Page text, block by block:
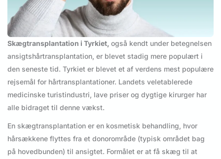
Skægtransplantation i Tyrkiet, også kendt under betegnelsen
ansigtshårtransplantation, er blevet stadig mere populært i
den seneste tid. Tyrkiet er blevet et af verdens mest populære
rejsemål for hårtransplantationer. Landets veletablerede
medicinske turistindustri, lave priser og dygtige kirurger har
alle bidraget til denne vækst.
En skægtransplantation er en kosmetisk behandling, hvor
hårsækkene flyttes fra et donorområde (typisk området bag
på hovedbunden) til ansigtet. Formålet er at få skæg til at